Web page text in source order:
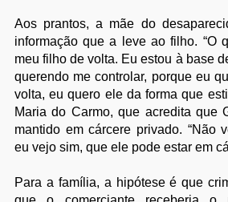
Aos prantos, a mãe do
informação que a leve ao filho. “O
meu filho de volta. Eu estou à base
querendo me controlar, porque eu
volta, eu quero ele da forma que
Maria do Carmo, que acredita que
mantido em cárcere privado. “Não
eu vejo sim, que ele pode estar em
Para a família, a hipótese é que